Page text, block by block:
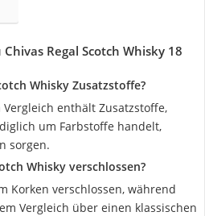
Regal Scotch Whisky 18
Whisky Zusatzstoffe?
Vergleich enthält Zusatzstoffe,
um Farbstoffe handelt,
sorgen.
Whisky verschlossen?
Korken verschlossen, während
Vergleich über einen klassischen